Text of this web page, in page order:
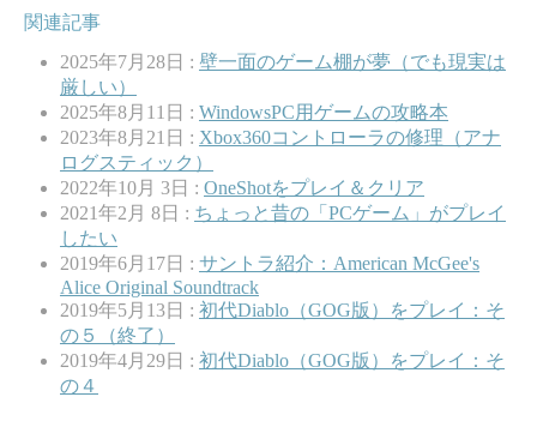
関連記事
2025年7月28日 : 壁一面のゲーム棚が夢（でも現実は
厳しい）
2025年8月11日 : WindowsPC用ゲームの攻略本
2023年8月21日 : Xbox360コントローラの修理（アナ
ログスティック）
2022年10月 3日 : OneShotをプレイ＆クリア
2021年2月 8日 : ちょっと昔の「PCゲーム」がプレイ
したい
2019年6月17日 : サントラ紹介：American McGee's
Alice Original Soundtrack
2019年5月13日 : 初代Diablo（GOG版）をプレイ：そ
の５（終了）
2019年4月29日 : 初代Diablo（GOG版）をプレイ：そ
の４